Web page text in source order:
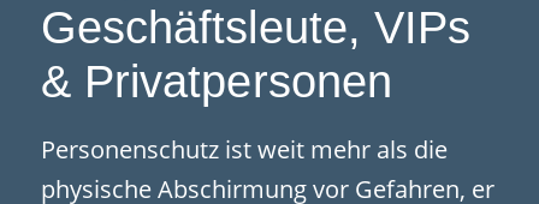
Geschäftsleute, VIPs
& Privatpersonen
Personenschutz ist weit mehr als die
physische Abschirmung vor Gefahren, er